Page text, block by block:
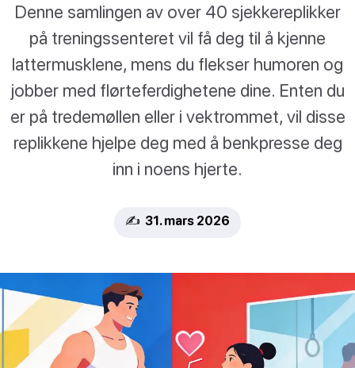
Denne samlingen av over 40 sjekkereplikker
på treningssenteret vil få deg til å kjenne
lattermusklene, mens du flekser humoren og
jobber med flørteferdighetene dine. Enten du
er på tredemøllen eller i vektrommet, vil disse
replikkene hjelpe deg med å benkpresse deg
inn i noens hjerte.
✍️ 31. mars 2026